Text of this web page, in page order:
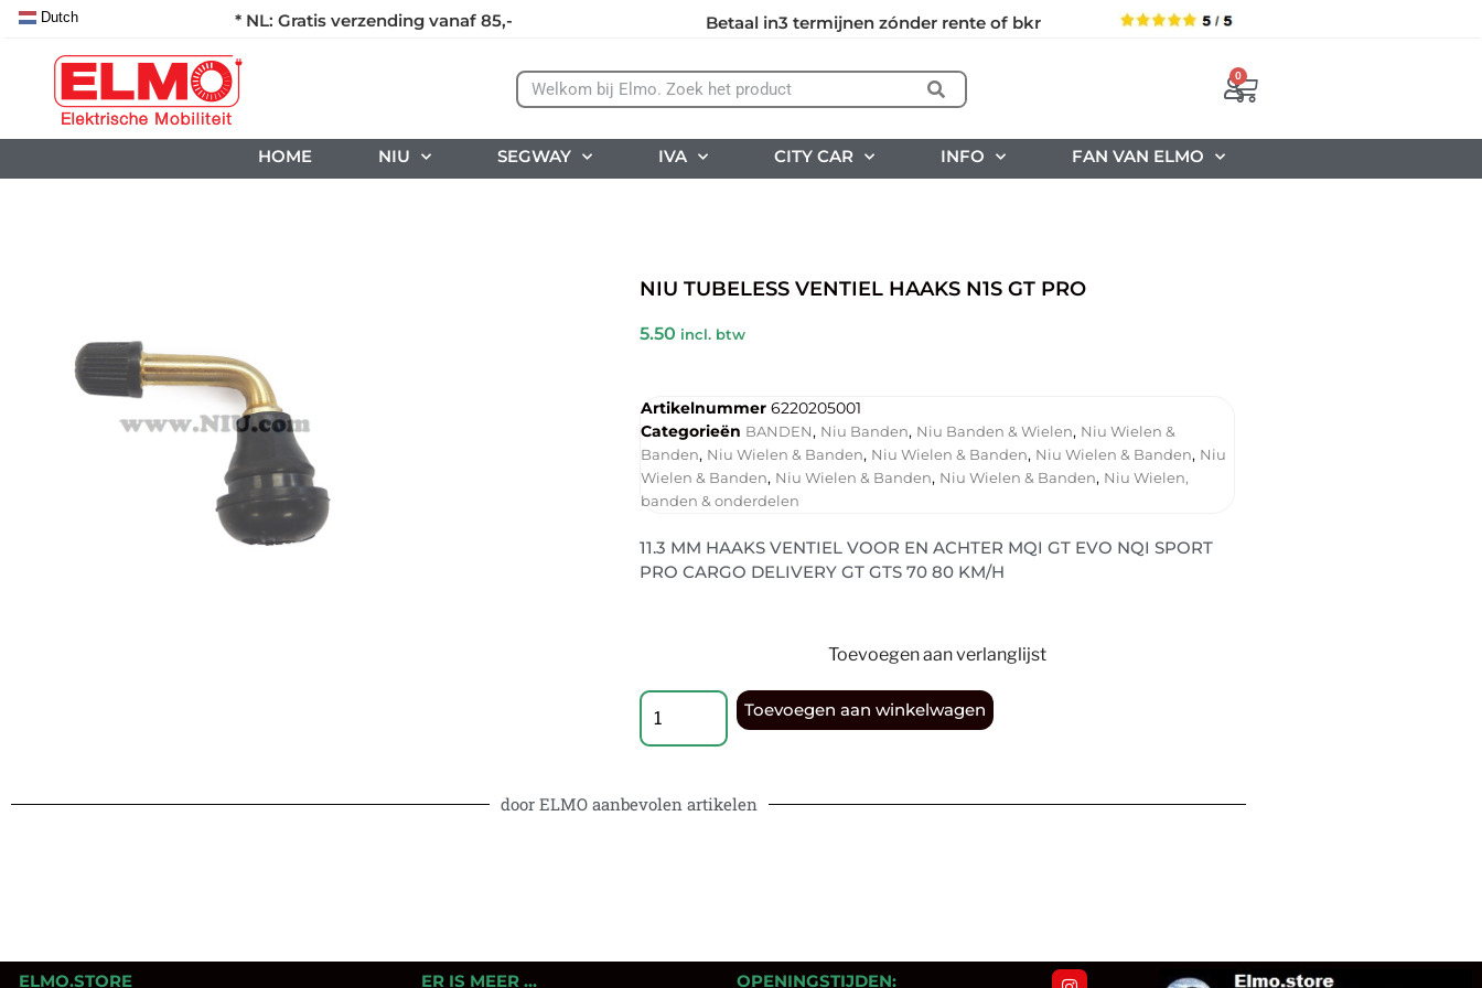
* NL: Gratis verzending vanaf 85,- Betaal in3 termijnen zónder rente of bkr
Dutch
0
HOME NIU SEGWAY IVA CITY CAR INFO FAN VAN ELMO
NIU TUBELESS VENTIEL HAAKS N1S GT PRO
5.50 incl. btw
Artikelnummer 6220205001
Categorieën BANDEN, Niu Banden, Niu Banden & Wielen, Niu Wielen &
Banden, Niu Wielen & Banden, Niu Wielen & Banden, Niu Wielen & Banden, Niu
Wielen & Banden, Niu Wielen & Banden, Niu Wielen & Banden, Niu Wielen,
banden & onderdelen
11.3 MM HAAKS VENTIEL VOOR EN ACHTER MQI GT EVO NQI SPORT
PRO CARGO DELIVERY GT GTS 70 80 KM/H
Toevoegen aan verlanglijst
Toevoegen aan winkelwagen
door ELMO aanbevolen artikelen
ELMO.STORE ER IS MEER … OPENINGSTIJDEN: